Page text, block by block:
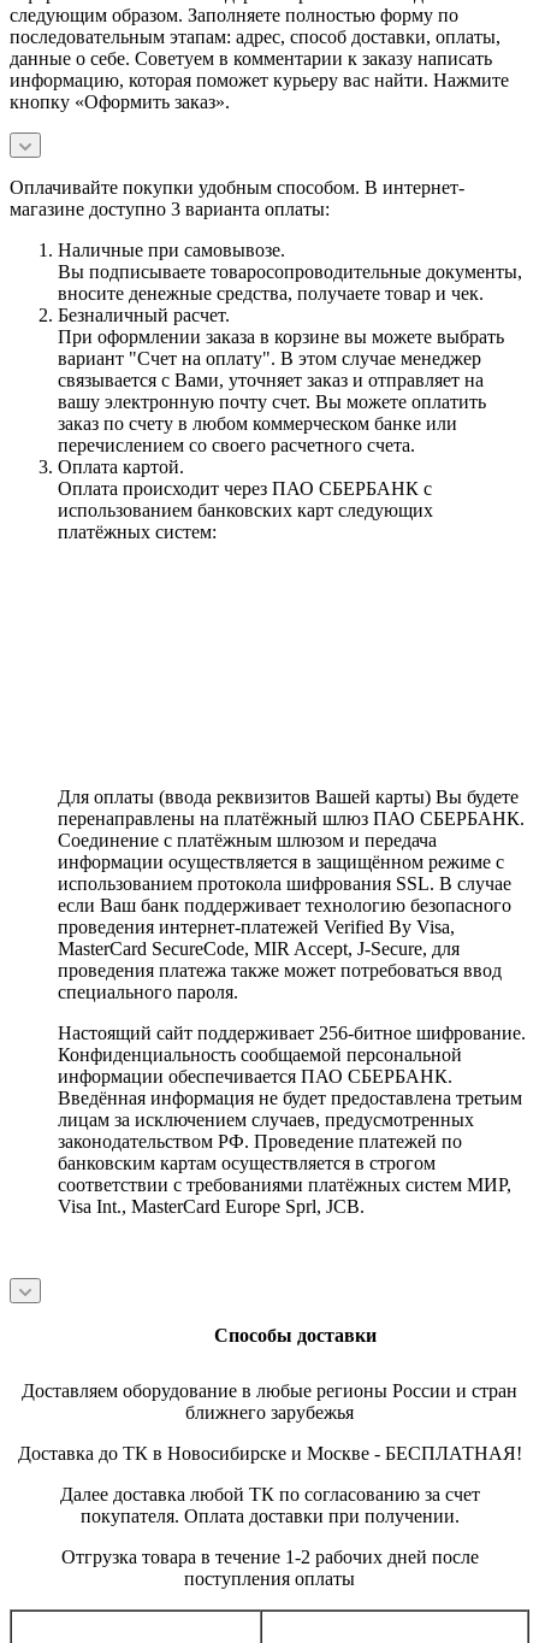
следующим образом. Заполняете полностью форму по
последовательным этапам: адрес, способ доставки, оплаты,
данные о себе. Советуем в комментарии к заказу написать
информацию, которая поможет курьеру вас найти. Нажмите
кнопку «Оформить заказ».
Оплачивайте покупки удобным способом. В интернет-
магазине доступно 3 варианта оплаты:
Наличные при самовывозе.
Вы подписываете товаросопроводительные документы,
вносите денежные средства, получаете товар и чек.
Безналичный расчет.
При оформлении заказа в корзине вы можете выбрать
вариант "Счет на оплату". В этом случае менеджер
связывается с Вами, уточняет заказ и отправляет на
вашу электронную почту счет. Вы можете оплатить
заказ по счету в любом коммерческом банке или
перечислением со своего расчетного счета.
Оплата картой.
Оплата происходит через ПАО СБЕРБАНК с
использованием банковских карт следующих
платёжных систем:
Для оплаты (ввода реквизитов Вашей карты) Вы будете
перенаправлены на платёжный шлюз ПАО СБЕРБАНК.
Соединение с платёжным шлюзом и передача
информации осуществляется в защищённом режиме с
использованием протокола шифрования SSL. В случае
если Ваш банк поддерживает технологию безопасного
проведения интернет-платежей Verified By Visa,
MasterCard SecureCode, MIR Accept, J-Secure, для
проведения платежа также может потребоваться ввод
специального пароля.
Настоящий сайт поддерживает 256-битное шифрование.
Конфиденциальность сообщаемой персональной
информации обеспечивается ПАО СБЕРБАНК.
Введённая информация не будет предоставлена третьим
лицам за исключением случаев, предусмотренных
законодательством РФ. Проведение платежей по
банковским картам осуществляется в строгом
соответствии с требованиями платёжных систем МИР,
Visa Int., MasterCard Europe Sprl, JCB.
Способы доставки
Доставляем оборудование в любые регионы России и стран
ближнего зарубежья
Доставка до ТК в Новосибирске и Москве - БЕСПЛАТНАЯ!
Далее доставка любой ТК по согласованию за счет
покупателя. Оплата доставки при получении.
Отгрузка товара в течение 1-2 рабочих дней после
поступления оплаты